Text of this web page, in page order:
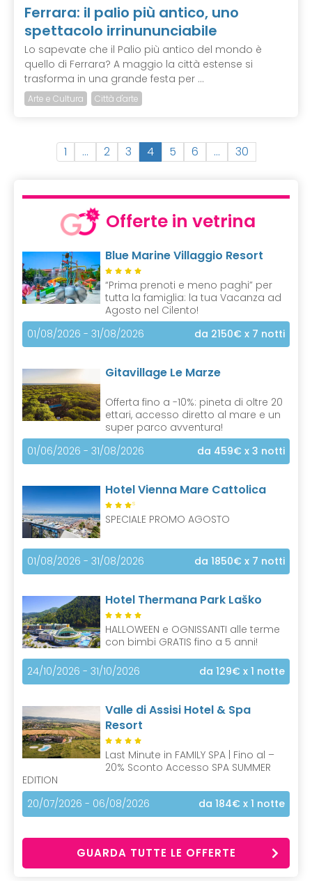
Ferrara: il palio più antico, uno
spettacolo irrinununciabile
Lo sapevate che il Palio più antico del mondo è
quello di Ferrara? A maggio la città estense si
trasforma in una grande festa per ...
Arte e Cultura Città d'arte
1 … 2 3 4(
c
r
r
e
t
5 6 … 30
Offerte in vetrina
Blue Marine Villaggio Resort
“Prima prenoti e meno paghi” per
tutta la famiglia: la tua Vacanza ad
Agosto nel Cilento!
01/08/2026 - 31/08/2026
da 2150€ x 7 notti
Gitavillage Le Marze
Offerta fino a -10%: pineta di oltre 20
ettari, accesso diretto al mare e un
super parco avventura!
01/06/2026 - 31/08/2026
da 459€ x 3 notti
Hotel Vienna Mare Cattolica
S
SPECIALE PROMO AGOSTO
01/08/2026 - 31/08/2026 da 1850€ x 7 notti
Hotel Thermana Park Laško
HALLOWEEN e OGNISSANTI alle terme
con bimbi GRATIS fino a 5 anni!
24/10/2026 - 31/10/2026 da 129€ x 1 notte
Valle di Assisi Hotel & Spa
Resort
Last Minute in FAMILY SPA | Fino al –
20% Sconto Accesso SPA SUMMER
EDITION
20/07/2026 - 06/08/2026
da 184€ x 1 notte
GUARDA TUTTE LE OFFERTE